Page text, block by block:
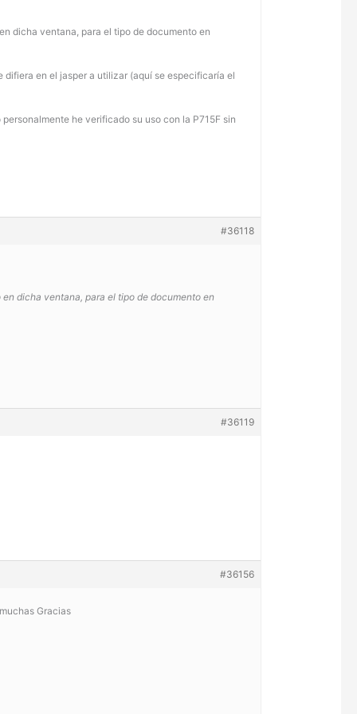
dicha ventana, para el tipo de documento en
difiera en el jasper a utilizar (aquí se especificaría el
he verificado su uso con la P715F sin
#36118
dicha ventana, para el tipo de documento en
#36119
#36156
Gracias